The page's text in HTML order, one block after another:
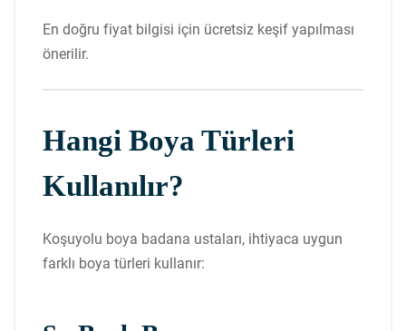
En doğru fiyat bilgisi için ücretsiz keşif yapılması
önerilir.
Hangi Boya Türleri
Kullanılır?
Koşuyolu boya badana ustaları, ihtiyaca uygun
farklı boya türleri kullanır: